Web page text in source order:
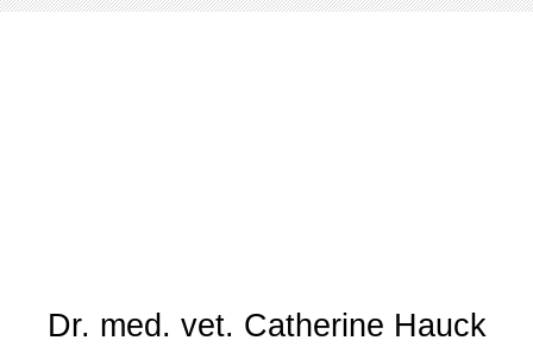
Dr. med. vet. Catherine Hauck